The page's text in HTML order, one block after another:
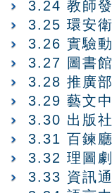
3.24 教師
3.25 環安
3.26 實驗
3.27 圖書
3.28 推廣
3.29 藝文
3.30 出版
3.31 百鍊
3.32 理圖
3.33 資訊